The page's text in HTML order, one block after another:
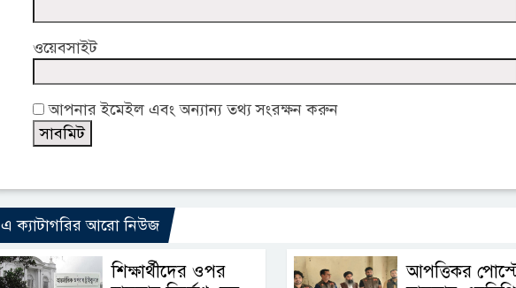
ওয়েবসাইট
আপনার ইমেইল এবং অন্যান্য তথ্য সংরক্ষন করুন
এ ক্যাটাগরির আরো নিউজ
শিক্ষার্থীদের ওপর
আপত্তিকর